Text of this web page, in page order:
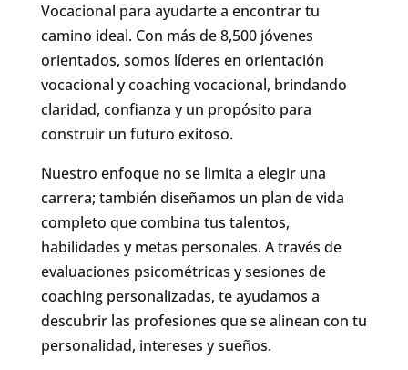
Vocacional para ayudarte a encontrar tu
camino ideal. Con más de 8,500 jóvenes
orientados, somos líderes en orientación
vocacional y coaching vocacional, brindando
claridad, confianza y un propósito para
construir un futuro exitoso.
Nuestro enfoque no se limita a elegir una
carrera; también diseñamos un plan de vida
completo que combina tus talentos,
habilidades y metas personales. A través de
evaluaciones psicométricas y sesiones de
coaching personalizadas, te ayudamos a
descubrir las profesiones que se alinean con tu
personalidad, intereses y sueños.